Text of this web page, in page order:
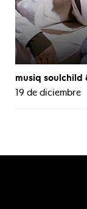
musiq soulchild
19 de diciembre